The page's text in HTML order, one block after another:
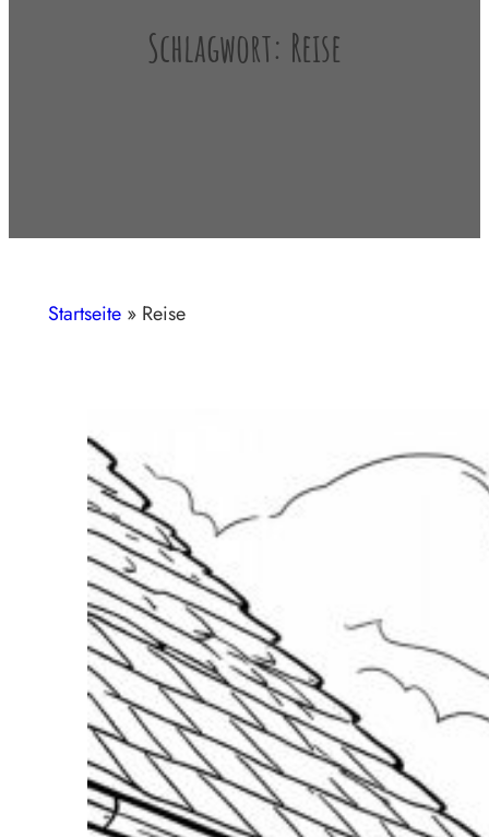
Schlagwort: Reise
Startseite » Reise